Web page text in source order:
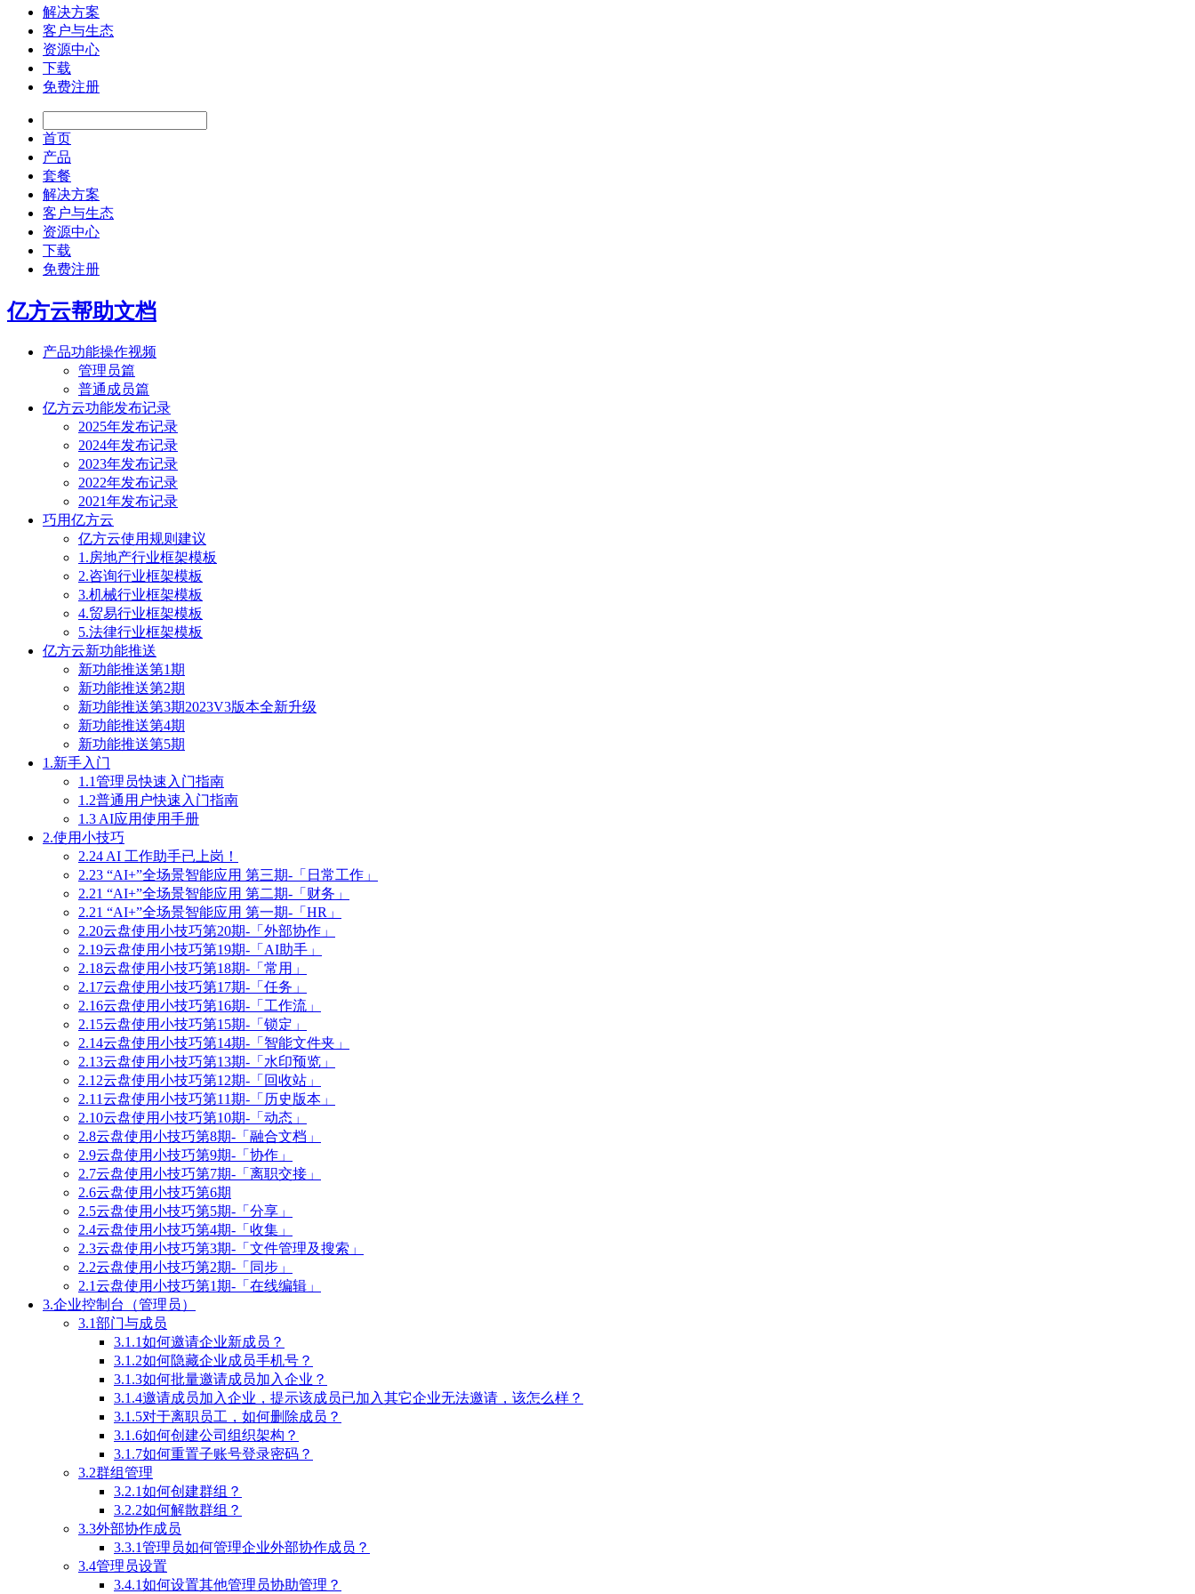
解决方案
客户与生态
资源中心
下载
免费注册
首页
产品
套餐
解决方案
客户与生态
资源中心
下载
免费注册
亿方云帮助文档
产品功能操作视频
管理员篇
普通成员篇
亿方云功能发布记录
2025年发布记录
2024年发布记录
2023年发布记录
2022年发布记录
2021年发布记录
巧用亿方云
亿方云使用规则建议
1.房地产行业框架模板
2.咨询行业框架模板
3.机械行业框架模板
4.贸易行业框架模板
5.法律行业框架模板
亿方云新功能推送
新功能推送第1期
新功能推送第2期
新功能推送第3期2023V3版本全新升级
新功能推送第4期
新功能推送第5期
1.新手入门
1.1管理员快速入门指南
1.2普通用户快速入门指南
1.3 AI应用使用手册
2.使用小技巧
2.24 AI 工作助手已上岗！
2.23 “AI+”全场景智能应用 第三期-「日常工作」
2.21 “AI+”全场景智能应用 第二期-「财务」
2.21 “AI+”全场景智能应用 第一期-「HR」
2.20云盘使用小技巧第20期-「外部协作」
2.19云盘使用小技巧第19期-「AI助手」
2.18云盘使用小技巧第18期-「常用」
2.17云盘使用小技巧第17期-「任务」
2.16云盘使用小技巧第16期-「工作流」
2.15云盘使用小技巧第15期-「锁定」
2.14云盘使用小技巧第14期-「智能文件夹」
2.13云盘使用小技巧第13期-「水印预览」
2.12云盘使用小技巧第12期-「回收站」
2.11云盘使用小技巧第11期-「历史版本」
2.10云盘使用小技巧第10期-「动态」
2.8云盘使用小技巧第8期-「融合文档」
2.9云盘使用小技巧第9期-「协作」
2.7云盘使用小技巧第7期-「离职交接」
2.6云盘使用小技巧第6期
2.5云盘使用小技巧第5期-「分享」
2.4云盘使用小技巧第4期-「收集」
2.3云盘使用小技巧第3期-「文件管理及搜索」
2.2云盘使用小技巧第2期-「同步」
2.1云盘使用小技巧第1期-「在线编辑」
3.企业控制台（管理员）
3.1部门与成员
3.1.1如何邀请企业新成员？
3.1.2如何隐藏企业成员手机号？
3.1.3如何批量邀请成员加入企业？
3.1.4邀请成员加入企业，提示该成员已加入其它企业无法邀请，该怎么样？
3.1.5对于离职员工，如何删除成员？
3.1.6如何创建公司组织架构？
3.1.7如何重置子账号登录密码？
3.2群组管理
3.2.1如何创建群组？
3.2.2如何解散群组？
3.3外部协作成员
3.3.1管理员如何管理企业外部协作成员？
3.4管理员设置
3.4.1如何设置其他管理员协助管理？